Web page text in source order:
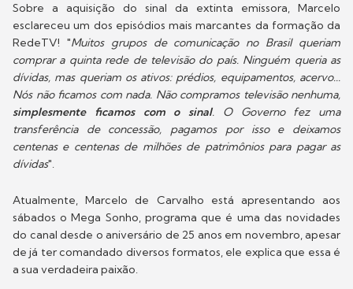
Sobre a aquisição do sinal da extinta emissora, Marcelo
esclareceu um dos episódios mais marcantes da formação da
RedeTV! "Muitos grupos de comunicação no Brasil queriam
comprar a quinta rede de televisão do país. Ninguém queria as
dívidas, mas queriam os ativos: prédios, equipamentos, acervo...
Nós não ficamos com nada. Não compramos televisão nenhuma,
simplesmente ficamos com o sinal. O Governo fez uma
transferência de concessão, pagamos por isso e deixamos
centenas e centenas de milhões de patrimônios para pagar as
dívidas".
Atualmente, Marcelo de Carvalho está apresentando aos
sábados o Mega Sonho, programa que é uma das novidades
do canal desde o aniversário de 25 anos em novembro, apesar
de já ter comandado diversos formatos, ele explica que essa é
a sua verdadeira paixão.